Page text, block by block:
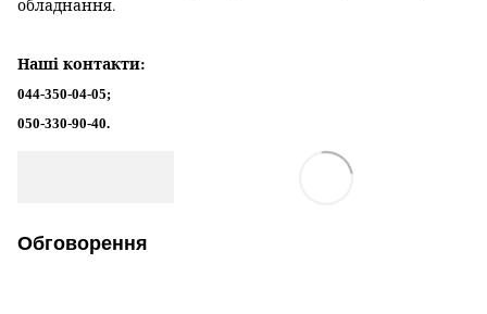
обладнання.
Наші контакти:
044-350-04-05;
050-330-90-40.
Обговорення